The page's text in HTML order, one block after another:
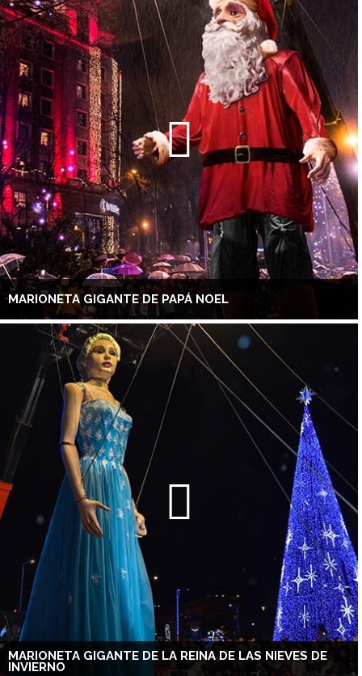
MARIONETA GIGANTE DE PAPÁ NOEL
MARIONETA GIGANTE DE LA REINA DE LAS NIEVES DE
INVIERNO